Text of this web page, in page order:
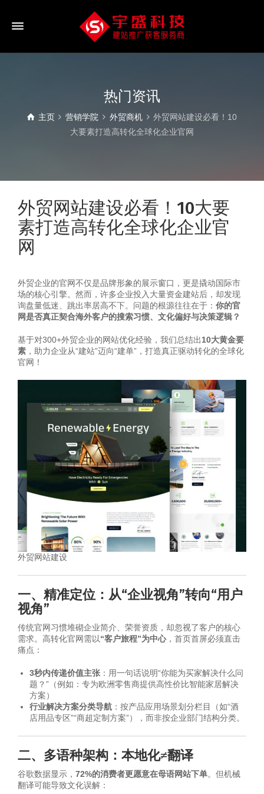
热门资讯
主页 营销学院 外贸商机
外贸网站建设必看！10
大要素打造高转化全球化企业官网
外贸网站建设必看！10大要
素打造高转化全球化企业官
网
外贸企业的官网不仅是品牌形象的展示窗口，更是撬动国际市
场的核心引擎。然而，许多企业投入大量资金建站后，却发现
询盘量低迷、跳出率居高不下。问题的根源往往在于： 你的官
网是否真正契合海外客户的搜索习惯、文化偏好与决策逻辑？
基于对300+外贸企业的网站优化经验，我们总结出10大黄金要
素 ，助力企业从“建站”迈向“建单”，打造真正驱动转化的全球化
官网！
外贸网站建设
一、精准定位：从“企业视角”转向“用户
视角”
传统官网习惯堆砌企业简介、荣誉资质，却忽视了客户的核心
需求。高转化官网需以“客户旅程”为中心，首页首屏必须直击
痛点：
3秒内传递价值主张 ：用一句话说明“你能为买家解决什么问
题？”（例如：专为欧洲零售商提供高性价比智能家居解决
方案）
行业解决方案分类导航 ：按产品应用场景划分栏目（如“酒
店用品专区”“商超定制方案”），而非按企业部门结构分类。
二、多语种架构：本地化≠翻译
谷歌数据显示， 72%的消费者更愿意在母语网站下单。但机械
翻译可能导致文化误解：